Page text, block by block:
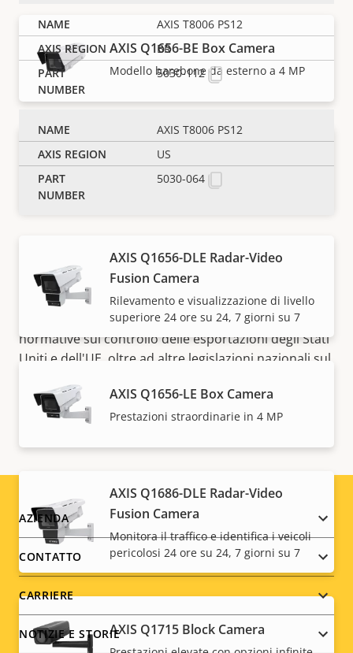
AXIS Q1656-BE Box Camera
Modello barebone da esterno a 4 MP
AXIS Q1656-BLE Box Camera
Modello barebone da esterno a 4 MP
AXIS Q1656-DLE Radar-Video
Fusion Camera
Rilevamento e visualizzazione di livello
superiore 24 ore su 24, 7 giorni su 7
AXIS Q1656-LE Box Camera
Prestazioni straordinarie in 4 MP
AXIS Q1686-DLE Radar-Video
Fusion Camera
Monitora il traffico e identifica i veicoli
pericolosi 24 ore su 24, 7 giorni su 7
AXIS Q1715 Block Camera
AXIS T8006 PS12
BR
5030-112
AXIS T8006 PS12
US
5030-064
NOTA
I dispositivi Axis possono essere soggetti alle
normative sul controllo delle esportazioni degli Stati
Uniti e dell'UE, oltre ad altre legislazioni nazionali sul
sulla conformità all'esportazione per il tuo prodotto
Footer
menu
AZIENDA
CONTATTO
CARRIERE
NOTIZIE E STORIE